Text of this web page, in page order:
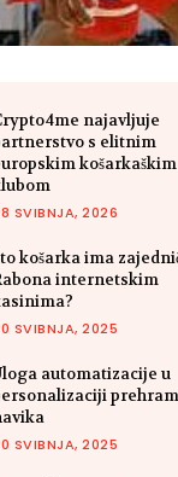
najavljuje
s elitnim
košarkaškim
SVIBNJA, 2026
košarka ima
internetskim
SVIBNJA, 2025
automatizacije u
SVIBNJA, 2025